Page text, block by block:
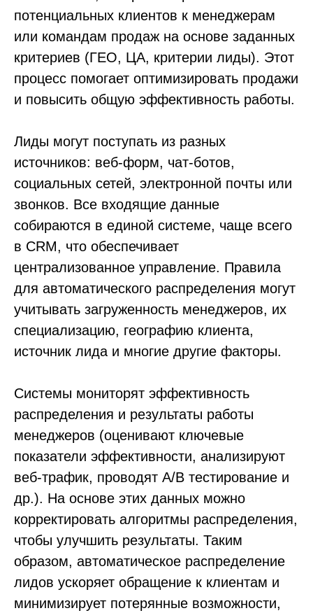
потенциальных клиентов к менеджерам
или командам продаж на основе заданных
критериев (ГЕО, ЦА, критерии лиды). Этот
процесс помогает оптимизировать продажи
и повысить общую эффективность работы.
Лиды могут поступать из разных
источников: веб-форм, чат-ботов,
социальных сетей, электронной почты или
звонков. Все входящие данные
собираются в единой системе, чаще всего
в CRM, что обеспечивает
централизованное управление. Правила
для автоматического распределения могут
учитывать загруженность менеджеров, их
специализацию, географию клиента,
источник лида и многие другие факторы.
Системы мониторят эффективность
распределения и результаты работы
менеджеров (оценивают ключевые
показатели эффективности, анализируют
веб-трафик, проводят A/B тестирование и
др.). На основе этих данных можно
корректировать алгоритмы распределения,
чтобы улучшить результаты. Таким
образом, автоматическое распределение
лидов ускоряет обращение к клиентам и
минимизирует потерянные возможности,